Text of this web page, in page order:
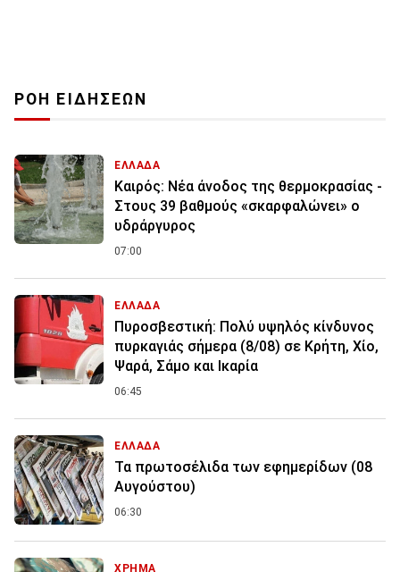
ΡΟΗ ΕΙΔΗΣΕΩΝ
ΕΛΛΑΔΑ
Καιρός: Νέα άνοδος της θερμοκρασίας -
Στους 39 βαθμούς «σκαρφαλώνει» ο
υδράργυρος
07:00
ΕΛΛΑΔΑ
Πυροσβεστική: Πολύ υψηλός κίνδυνος
πυρκαγιάς σήμερα (8/08) σε Κρήτη, Χίο,
Ψαρά, Σάμο και Ικαρία
06:45
ΕΛΛΑΔΑ
Τα πρωτοσέλιδα των εφημερίδων (08
Αυγούστου)
06:30
ΧΡΗΜΑ